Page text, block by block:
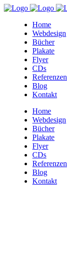
Home
Webdesign
Bücher
Plakate
Flyer
CDs
Referenzen
Blog
Kontakt
Home
Webdesign
Bücher
Plakate
Flyer
CDs
Referenzen
Blog
Kontakt